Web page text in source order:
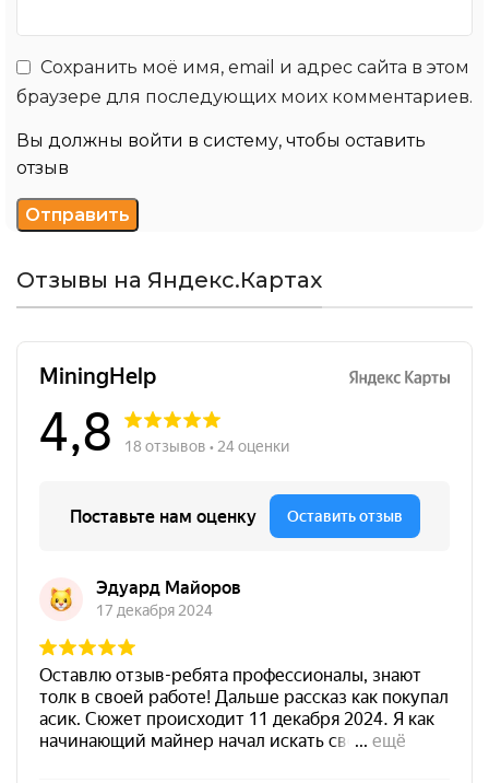
Сохранить моё имя, email и адрес сайта в этом
браузере для последующих моих комментариев.
Вы должны войти в систему, чтобы оставить
отзыв
Отзывы на Яндекс.Картах